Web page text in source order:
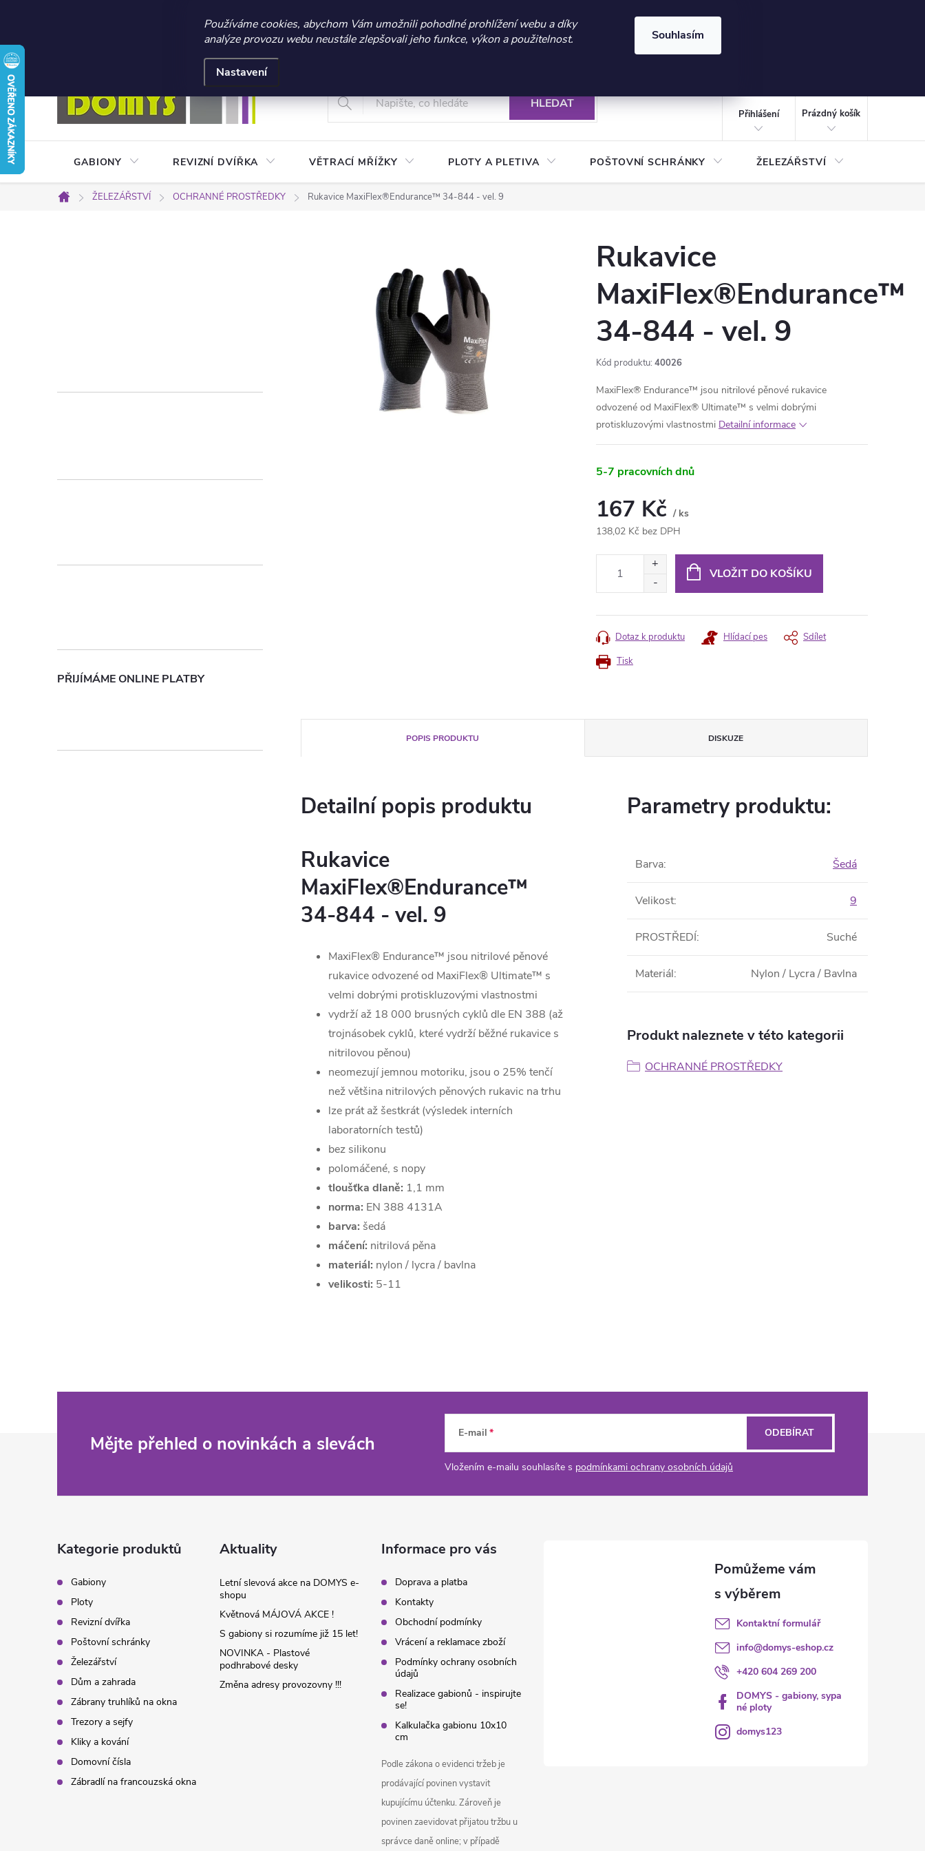
☀️ LETNÍ AKCE 2026 – sleva 300 Kč při nákupu nad 3.000 Kč | Platnost do 21.9.2026 ⏰ | Kód: LÉTO2026
Používáme cookies, abychom Vám umožnili pohodlné prohlížení webu a díky
analýze provozu webu neustále zlepšovali jeho funkce, výkon a použitelnost.
Nastavení
Souhlasím
Přejít
na
obsah
+420 604 269 200
Obchodní podmínky Vrácení a reklamace zboží Podmínky ochrany osobních údajů
HLEDAT
Přihlášení
KOŠÍK
Prázdný košík
GABIONY REVIZNÍ DVÍŘKA VĚTRACÍ MŘÍŽKY PLOTY A PLETIVA POŠTOVNÍ SCHRÁNKY ŽELEZÁŘSTVÍ
Domů
ŽELEZÁŘSTVÍ OCHRANNÉ PROSTŘEDKY Rukavice MaxiFlex®Endurance™ 34-844 - vel. 9
r
p
e
PŘIJÍMÁME ONLINE PLATBY
Rukavice
MaxiFlex®Endurance™
34-844 - vel. 9
Kód produktu: 40026
MaxiFlex® Endurance™ jsou nitrilové pěnové rukavice
odvozené od MaxiFlex® Ultimate™ s velmi dobrými
protiskluzovými vlastnostmi Detailní informace
5-7 pracovních dnů
167 Kč / ks
138,02 Kč bez DPH
VLOŽIT DO KOŠÍKU
Tisk
Dotaz k produktu Hlídací pes Sdílet
POPIS PRODUKTU DISKUZE
Detailní popis produktu
Rukavice
MaxiFlex®Endurance™
34-844 - vel. 9
MaxiFlex® Endurance™ jsou nitrilové pěnové
rukavice odvozené od MaxiFlex® Ultimate™ s
velmi dobrými protiskluzovými vlastnostmi
vydrží až 18 000 brusných cyklů dle EN 388 (až
trojnásobek cyklů, které vydrží běžné rukavice s
nitrilovou pěnou)
neomezují jemnou motoriku, jsou o 25% tenčí
než většina nitrilových pěnových rukavic na trhu
lze prát až šestkrát (výsledek interních
laboratorních testů)
bez silikonu
polomáčené, s nopy
tloušťka dlaně: 1,1 mm
norma: EN 388 4131A
barva: šedá
máčení: nitrilová pěna
materiál: nylon / lycra / bavlna
velikosti: 5-11
Parametry produktu:
Barva: Šedá
Velikost: 9
PROSTŘEDÍ: Suché
Materiál: Nylon / Lycra / Bavlna
Produkt naleznete v této kategorii
OCHRANNÉ PROSTŘEDKY
Mějte přehled o novinkách a slevách E-mail
Vložením e-mailu souhlasíte s podmínkami ochrany osobních údajů
ODEBÍRAT
Kategorie produktů
Gabiony
Ploty
Revizní dvířka
Poštovní schránky
Železářství
Dům a zahrada
Zábrany truhlíků na okna
Trezory a sejfy
Kliky a kování
Domovní čísla
Zábradlí na francouzská okna
Aktuality
Letní slevová akce na DOMYS e-
shopu
Květnová MÁJOVÁ AKCE !
S gabiony si rozumíme již 15 let!
NOVINKA - Plastové
podhrabové desky
Změna adresy provozovny !!!
Informace pro vás
Doprava a platba
Kontakty
Obchodní podmínky
Vrácení a reklamace zboží
Podmínky ochrany osobních
údajů
Realizace gabionů - inspirujte
se!
Kalkulačka gabionu 10x10
cm
Podle zákona o evidenci tržeb je
prodávající povinen vystavit
kupujícímu účtenku. Zároveň je
povinen zaevidovat přijatou tržbu u
správce daně online; v případě
Kontaktní formulář
info@domys-eshop.cz
+420 604 269 200
DOMYS - gabiony, sypa
né ploty
domys123